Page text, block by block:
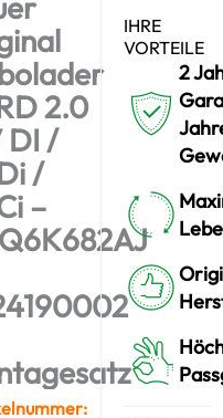
2.0
DI /
/
–
IHRE
VORTEILE
2